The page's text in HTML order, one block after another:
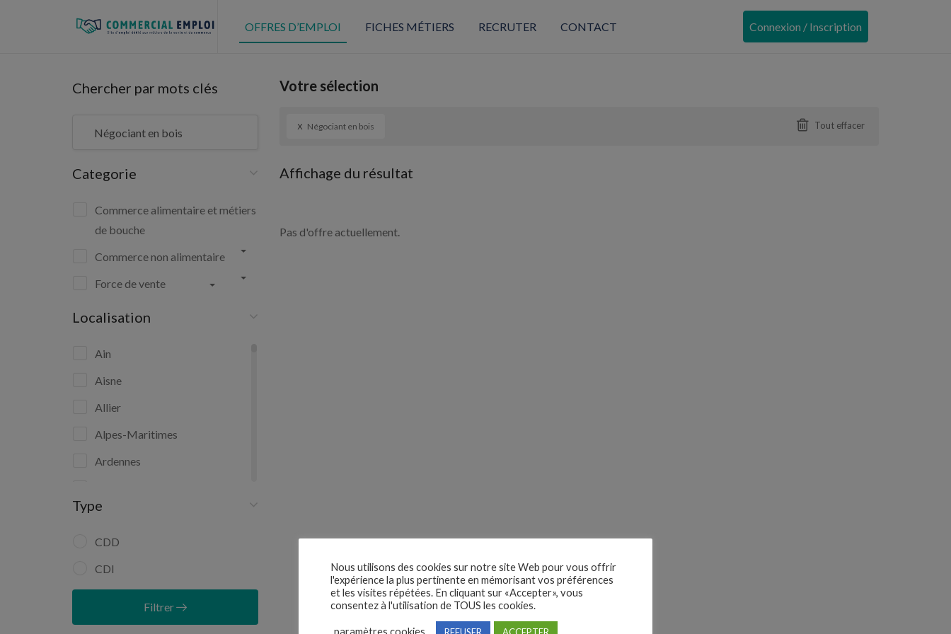
OFFRES D’EMPLOI FICHES MÉTIERS RECRUTER CONTACT Connexion / Inscription
Chercher par mots clés
Categorie
Commerce alimentaire et métiers
de bouche
Commerce non alimentaire
Force de vente
Localisation
Ain
Aisne
Allier
Alpes-Maritimes
Ardennes
Aube
Aude
Aveyron
Bouches-du-Rhône
Type
CDD
CDI
Filtrer
Votre sélection
x Négociant en bois Tout effacer
Affichage du résultat
Pas d'offre actuellement.
Nous utilisons des cookies sur notre site Web pour vous offrir
l'expérience la plus pertinente en mémorisant vos préférences
et les visites répétées. En cliquant sur «Accepter», vous
consentez à l'utilisation de TOUS les cookies.
paramètres cookies REFUSER ACCEPTER